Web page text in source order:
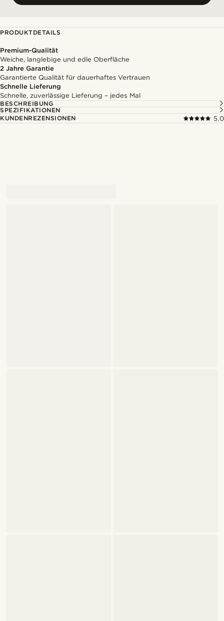
PRODUKTDETAILS
Premium-Qualität
Weiche, langlebige und edle Oberfläche
2 Jahre Garantie
Garantierte Qualität für dauerhaftes Vertrauen
Schnelle Lieferung
Schnelle, zuverlässige Lieferung – jedes Mal
BESCHREIBUNG
SPEZIFIKATIONEN
KUNDENREZENSIONEN
5.0